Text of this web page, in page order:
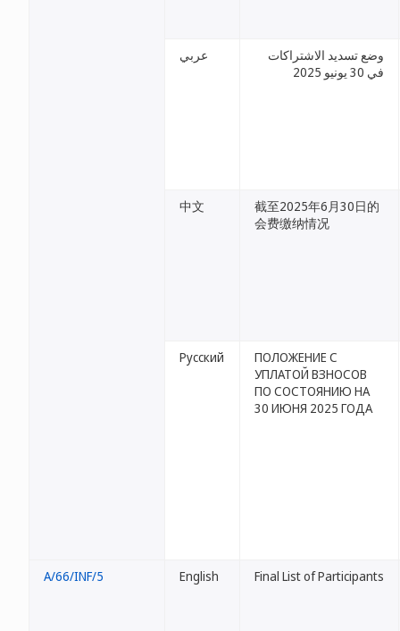
عربي
وضع تسديد الاشتراكات
في 30 يونيو 2025
中文
截至2025年6月30日的
会费缴纳情况
Русский
ПОЛОЖЕНИЕ С
УПЛАТОЙ ВЗНОСОВ
ПО СОСТОЯНИЮ НА
30 ИЮНЯ 2025 ГОДА
A/66/INF/5 English Final List of Participants